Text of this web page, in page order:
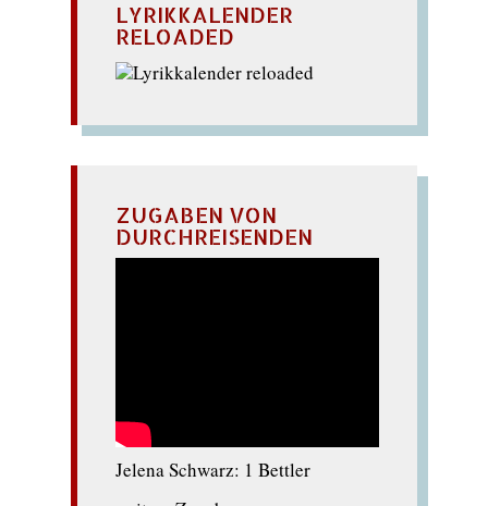
LYRIKKALENDER
RELOADED
ZUGABEN VON
DURCHREISENDEN
Jelena Schwarz: 1 Bettler